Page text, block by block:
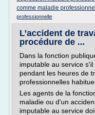
comme maladie
professionnelle
L’accident de
procédure de ...
Dans la fonction
imputable au service
pendant les heures de
professionnelles
Les agents de la
maladie ou d'un
imputable au service